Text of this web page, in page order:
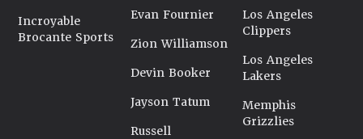
Incroyable
Brocante Sports
Evan Fournier
Zion Williamson
Devin Booker
Jayson Tatum
Russell
Los Angeles
Clippers
Los Angeles
Lakers
Memphis
Grizzlies